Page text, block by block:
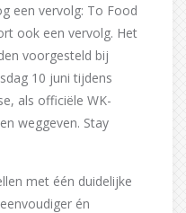
een vervolg: To Food
ook een vervolg. Het
voorgesteld bij
10 juni tijdens
als officiële WK-
weggeven. Stay
met één duidelijke
én